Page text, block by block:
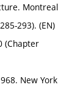
Montreal
293). (EN)
(Chapter
New York